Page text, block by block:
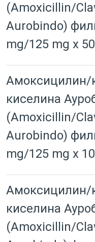
(Amoxicillin/
Aurobindo)
mg/125 mg x
Амоксицилин/
киселина
(Amoxicillin/
Aurobindo)
mg/125 mg x
Амоксицилин/
киселина
(Amoxicillin/